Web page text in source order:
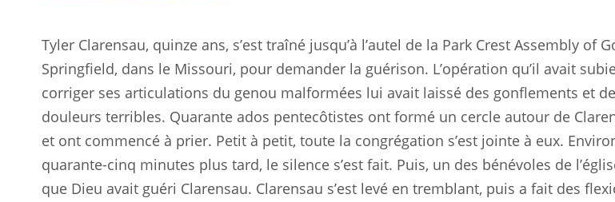
Tyler Clarensau, quinze ans, s’est traîné jusqu’à l’autel de la Park Crest Assembly of
Springfield, dans le Missouri, pour demander la guérison. L’opération qu’il avait
corriger ses articulations du genou malformées lui avait laissé des gonflements et
douleurs terribles. Quarante ados pentecôtistes ont formé un cercle autour de
et ont commencé à prier. Petit à petit, toute la congrégation s’est jointe à eux.
quarante-cinq minutes plus tard, le silence s’est fait. Puis, un des bénévoles de
que Dieu avait guéri Clarensau. Clarensau s’est levé en tremblant, puis a fait des